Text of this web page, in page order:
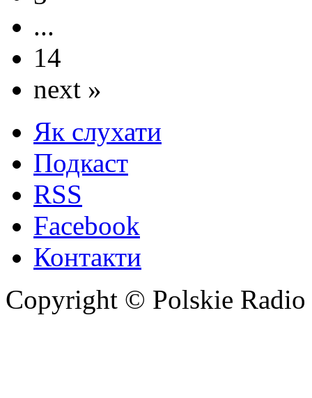
...
14
next »
Як слухати
Подкаст
RSS
Facebook
Контакти
Copyright © Polskie